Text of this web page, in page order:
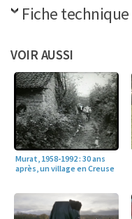
Fiche technique
VOIR AUSSI
Murat, 1958-1992 : 30 ans
après, un village en Creuse